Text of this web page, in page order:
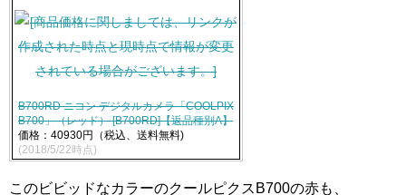
B700RD ニコン デジタルカメラ「COOLPIX
B700」（レッド） [B700RD]【返品種別A】
価格：40930円（税込、送料無料)
(2018/5/22時点)
このビビッドなカラーのクールピクスB700の赤も、